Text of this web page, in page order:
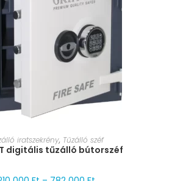
MÉRET VÁLASZTÁSA
iratszekrény, Tűzálló széf
digitális tűzálló bútorszéf